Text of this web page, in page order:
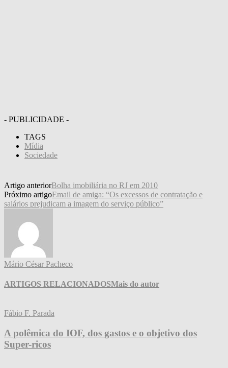
- PUBLICIDADE -
TAGS
Mídia
Sociedade
Artigo anteriorBolha imobiliária no RJ em 2010
Próximo artigoEmail de amiga: “Os excessos de contratação e
salários prejudicam a imagem do serviço público”
Mário César Pacheco
ARTIGOS RELACIONADOSMais do autor
Fábio F. Parada
A polêmica do IOF, dos gastos e o objetivo dos
Super-ricos